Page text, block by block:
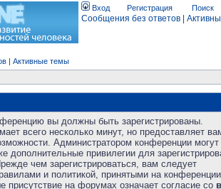
Вход Регистрация Поиск
Сообщения без ответов
| Активные темы
вы должны быть зарегистрированы.
всего несколько минут, но предоставляет
Администратором конференции
дополнительные привилегии для
чем зарегистрироваться, вам следует
и политикой, принятыми на
присутствие на форумах означает согласие со